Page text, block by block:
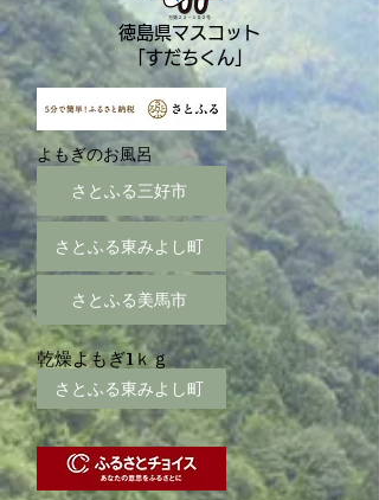
万第２２－１０２号
徳島県マスコット
「すだちくん」
よもぎのお風呂
さとふる三好市
さとふる東みよし町
さとふる美馬市
乾燥よもぎ1ｋｇ
さとふる東みよし町